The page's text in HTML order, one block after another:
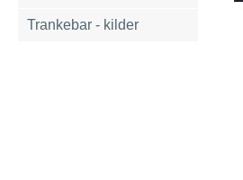
Trankebar - kilder